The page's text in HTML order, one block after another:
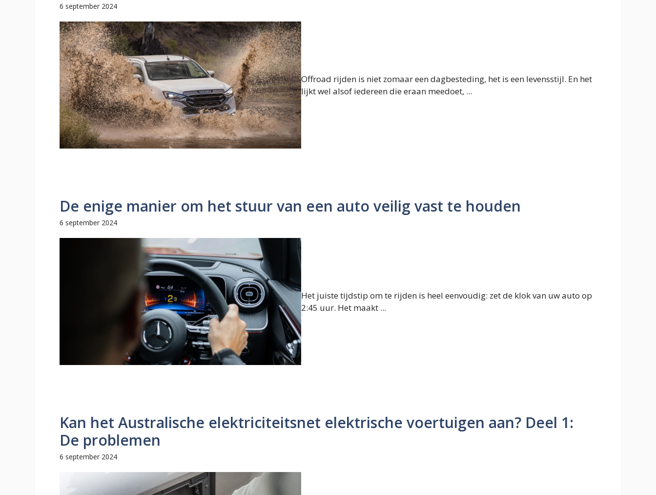
6 september 2024
Offroad rijden is niet zomaar een dagbesteding, het is een levensstijl. En het
lijkt wel alsof iedereen die eraan meedoet, ...
De enige manier om het stuur van een auto veilig vast te houden
6 september 2024
Het juiste tijdstip om te rijden is heel eenvoudig: zet de klok van uw auto op
2:45 uur. Het maakt ...
Kan het Australische elektriciteitsnet elektrische voertuigen aan? Deel 1:
De problemen
6 september 2024